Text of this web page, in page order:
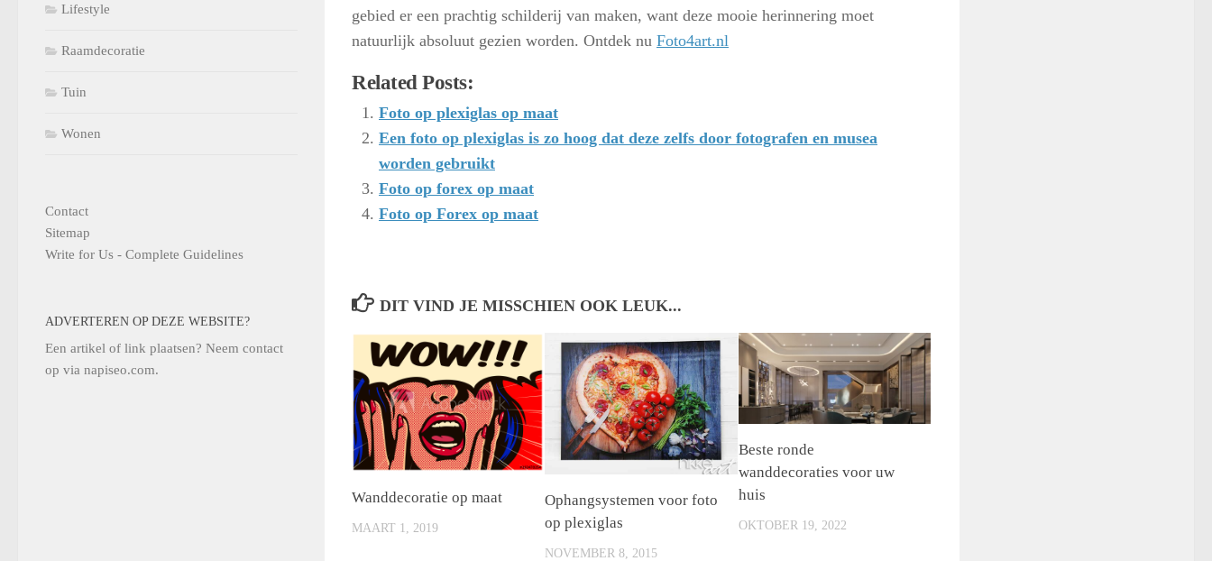
gebied er een prachtig schilderij van maken, want deze mooie herinnering moet
natuurlijk absoluut gezien worden. Ontdek nu Foto4art.nl
Related Posts:
Foto op plexiglas op maat
Een foto op plexiglas is zo hoog dat deze zelfs door fotografen en musea
worden gebruikt
Foto op forex op maat
Foto op Forex op maat
DIT VIND JE MISSCHIEN OOK LEUK...
Wanddecoratie op maat
MAART 1, 2019
Ophangsystemen voor foto
op plexiglas
NOVEMBER 8, 2015
Beste ronde
wanddecoraties voor uw
huis
OKTOBER 19, 2022
Lifestyle
Raamdecoratie
Tuin
Wonen
Contact
Sitemap
Write for Us - Complete Guidelines
ADVERTEREN OP DEZE WEBSITE?
Een artikel of link plaatsen? Neem contact
op via napiseo.com.